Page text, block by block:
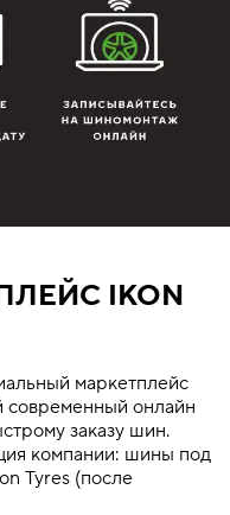
IKON
маркетплейс
онлайн
заказу шин.
компании: шины под
Tyres (после